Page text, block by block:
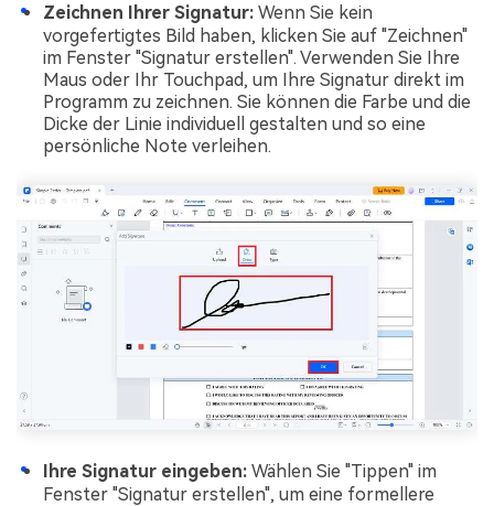
Zeichnen Ihrer Signatur: Wenn Sie kein
vorgefertigtes Bild haben, klicken Sie auf "Zeichnen"
im Fenster "Signatur erstellen". Verwenden Sie Ihre
Maus oder Ihr Touchpad, um Ihre Signatur direkt im
Programm zu zeichnen. Sie können die Farbe und die
Dicke der Linie individuell gestalten und so eine
persönliche Note verleihen.
Ihre Signatur eingeben: Wählen Sie "Tippen" im
Fenster "Signatur erstellen", um eine formellere